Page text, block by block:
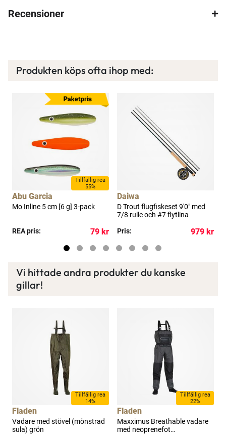
Spana in FJ Max
Ett exklusivt medlemskap med många förmåner.
Bättre priser, fri frakt på alla ordrar, bonuscheck
varje månad och mycket mer. Spara tusenlappar
idag!
Recensioner
Produkten köps ofta ihop med:
Tillfällig rea
55%
Abu Garcia
Mo Inline 5 cm [6 g] 3-pack
REA pris: 79 kr
Daiwa
D Trout flugfiskeset 9'0" med
7/8 rulle och #7 flytlina
Pris:
979 kr
Vi hittade andra produkter du kanske
gillar!
Tillfällig rea
14%
Fladen
Vadare med stövel (mönstrad
sula) grön
Tillfällig rea
22%
Fladen
Maxximus Breathable vadare
med neoprenefot